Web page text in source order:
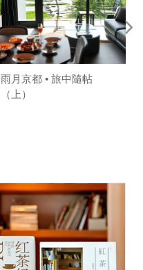
雨月京都 • 旅中隨帖
（上）